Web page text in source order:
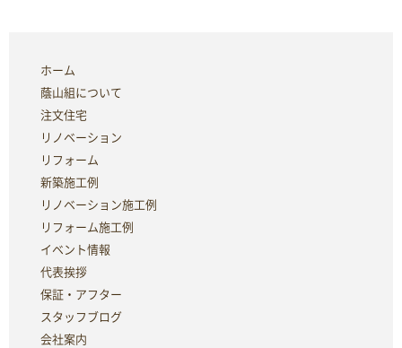
ホーム
蔭山組について
注文住宅
リノベーション
リフォーム
新築施工例
リノベーション施工例
リフォーム施工例
イベント情報
代表挨拶
保証・アフター
スタッフブログ
会社案内